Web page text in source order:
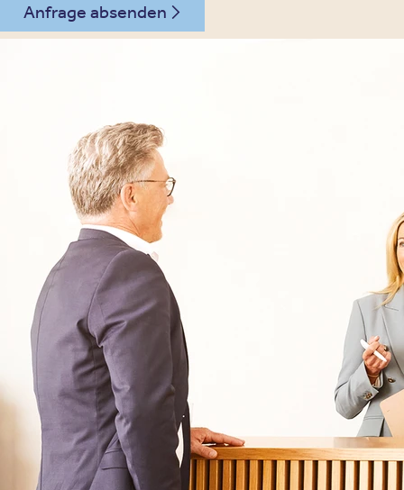
Anfrage absenden
Informationen
Für Patienten
Für Zuweiser
Für Angehörige
Über Oberberg
Kliniken für Kinder & Jugendlichen
Krankheitsbilder & Therapien
Behandlungsfelder
Therapien
Symptome & Beschwerden
Selbsttests
Presse
Bewertungen
Karriere